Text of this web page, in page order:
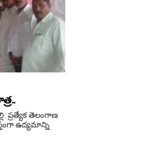
ఉద్యమాన్ని